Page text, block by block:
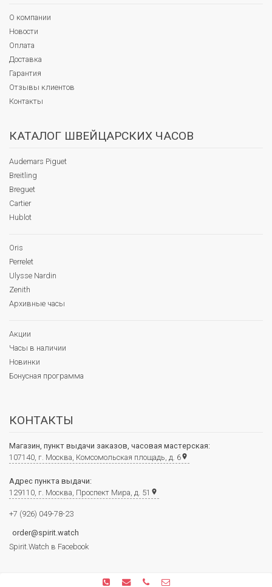
О компании
Новости
Оплата
Доставка
Гарантия
Отзывы клиентов
Контакты
КАТАЛОГ ШВЕЙЦАРСКИХ ЧАСОВ
Audemars Piguet
Breitling
Breguet
Cartier
Hublot
Oris
Perrelet
Ulysse Nardin
Zenith
Архивные часы
Акции
Часы в наличии
Новинки
Бонусная программа
КОНТАКТЫ
Магазин, пункт выдачи заказов, часовая мастерская:
107140, г. Москва, Комсомольская площадь, д. 6place
Адрес пункта выдачи:
129110, г. Москва, Проспект Мира, д. 51 place
+7 (926) 049-78-23
order@spirit.watch
Spirit.Watch в Facebook